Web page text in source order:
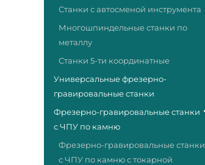
Станки с автосменой инструмента
Многошпиндельные станки по
металлу
Станки 5-ти координатные
Универсальные фрезерно-
гравировальные станки
Фрезерно-гравировальные станки
с ЧПУ по камню
Фрезерно-гравировальные станки
с ЧПУ по камню с токарной